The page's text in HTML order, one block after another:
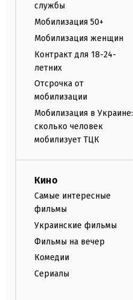
службы
Мобилизация 50+
Мобилизация женщин
Контракт для 18-24-
летних
Отсрочка от
мобилизации
Мобилизация в Украине:
сколько человек
мобилизует ТЦК
Кино
Самые интересные
фильмы
Украинские фильмы
Фильмы на вечер
Комедии
Сериалы